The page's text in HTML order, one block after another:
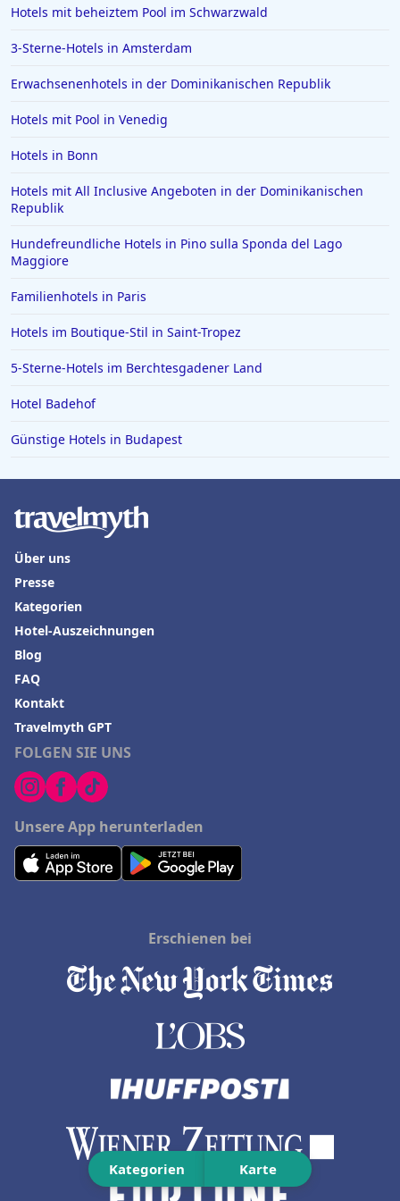
Hotels in Mainz
Hotels in Zürich
Hotels in Verona
Hotels in Hameln
Hotels in Kitzbühel
Hotels in Niedersachsen
Hotels in Sonthofen
Hotels in Kühtai
Hotels in Würmern
Kategorien Karte
Hotels mit beheiztem Pool im Schwarzwald
3-Sterne-Hotels in Amsterdam
Erwachsenenhotels in der Dominikanischen Republik
Hotels mit Pool in Venedig
Hotels in Bonn
Hotels mit All Inclusive Angeboten in der Dominikanischen
Republik
Hundefreundliche Hotels in Pino sulla Sponda del Lago
Maggiore
Familienhotels in Paris
Hotels im Boutique-Stil in Saint-Tropez
5-Sterne-Hotels im Berchtesgadener Land
Hotel Badehof
Günstige Hotels in Budapest
FOLGEN SIE UNS
Unsere App herunterladen
Über uns
Presse
Kategorien
Hotel-Auszeichnungen
Blog
FAQ
Kontakt
Travelmyth GPT
Erschienen bei